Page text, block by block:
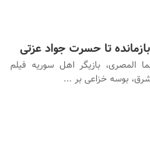
المصری، بازیگر اهل سوریه فیلم
بوسه خزاعی بر ...